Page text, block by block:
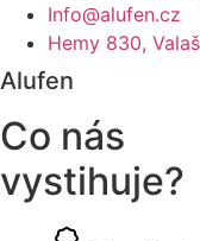
Info@alufen.cz
Hemy 830,
Alufen
Co nás
vystihuje?